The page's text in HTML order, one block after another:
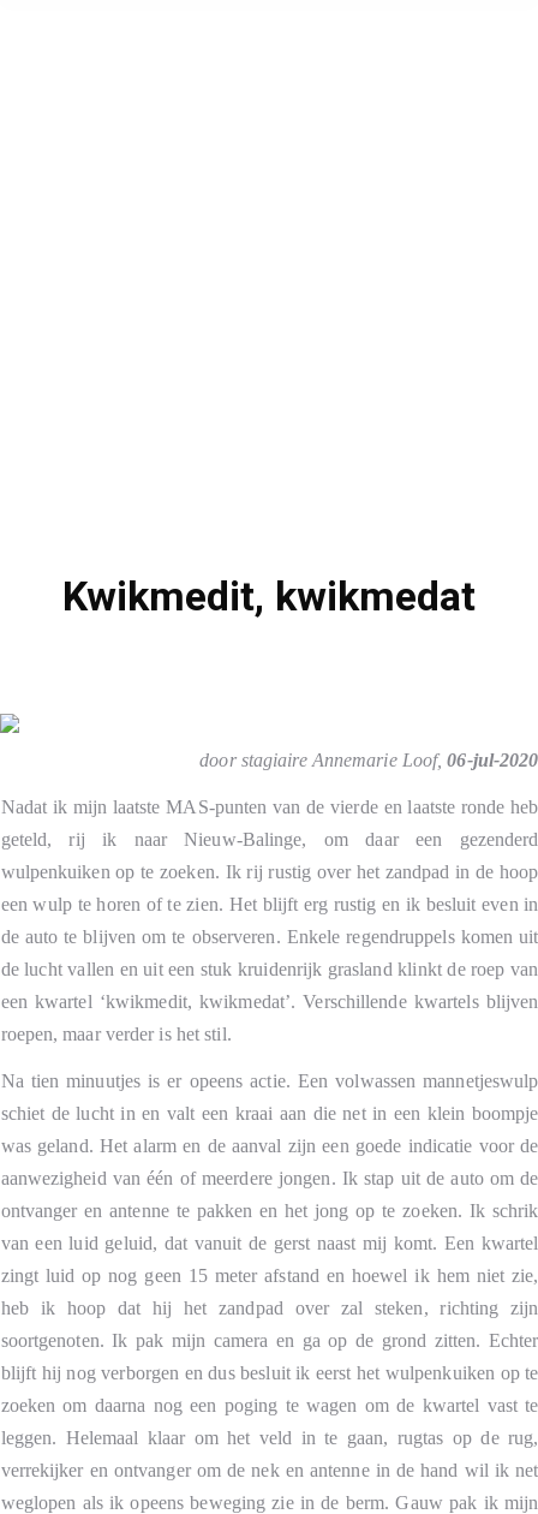
Kwikmedit, kwikmedat
door stagiaire Annemarie Loof,06-jul-2020
Nadat ik mijn laatste MAS-punten van de vierde en laatste ronde heb
geteld, rij ik naar Nieuw-Balinge, om daar een gezenderd
wulpenkuiken op te zoeken. Ik rij rustig over het zandpad in de hoop
een wulp te horen of te zien. Het blijft erg rustig en ik besluit even in
de auto te blijven om te observeren. Enkele regendruppels komen uit
de lucht vallen en uit een stuk kruidenrijk grasland klinkt de roep van
een kwartel ‘kwikmedit, kwikmedat’. Verschillende kwartels blijven
roepen, maar verder is het stil.
Na tien minuutjes is er opeens actie. Een volwassen mannetjeswulp
schiet de lucht in en valt een kraai aan die net in een klein boompje
was geland. Het alarm en de aanval zijn een goede indicatie voor de
aanwezigheid van één of meerdere jongen. Ik stap uit de auto om de
ontvanger en antenne te pakken en het jong op te zoeken. Ik schrik
van een luid geluid, dat vanuit de gerst naast mij komt. Een kwartel
zingt luid op nog geen 15 meter afstand en hoewel ik hem niet zie,
heb ik hoop dat hij het zandpad over zal steken, richting zijn
soortgenoten. Ik pak mijn camera en ga op de grond zitten. Echter
blijft hij nog verborgen en dus besluit ik eerst het wulpenkuiken op te
zoeken om daarna nog een poging te wagen om de kwartel vast te
leggen. Helemaal klaar om het veld in te gaan, rugtas op de rug,
verrekijker en ontvanger om de nek en antenne in de hand wil ik net
weglopen als ik opeens beweging zie in de berm. Gauw pak ik mijn